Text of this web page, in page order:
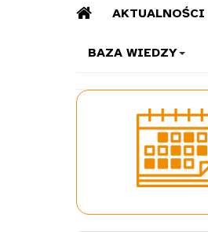
AKTUALNOŚCI
BAZA WIEDZY